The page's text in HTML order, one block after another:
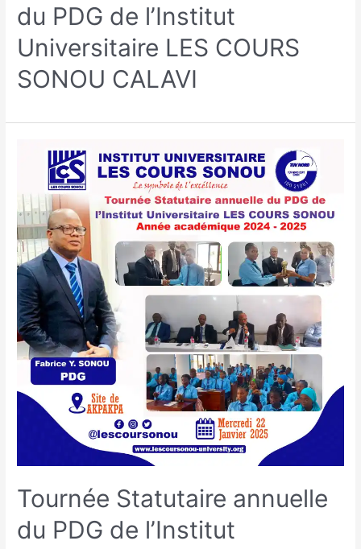
du PDG de l’Institut
Universitaire LES COURS
SONOU CALAVI
Tournée Statutaire annuelle
du PDG de l’Institut